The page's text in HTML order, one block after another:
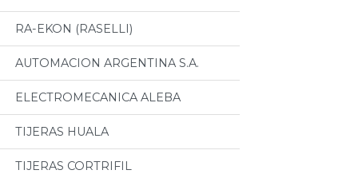
RA-EKON (RASELLI)
AUTOMACION ARGENTINA S.A.
ELECTROMECANICA ALEBA
TIJERAS HUALA
TIJERAS CORTRIFIL